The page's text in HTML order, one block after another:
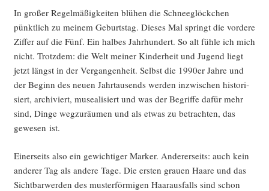
In gro­ßer Regel­mä­ßig­kei­ten blü­hen die Schnee­glöck­chen
pünkt­lich zu mei­nem Geburts­tag. Die­ses Mal springt die vor­de­re
Zif­fer auf die Fünf. Ein hal­bes Jahr­hun­dert. So alt füh­le ich mich
nicht. Trotz­dem: die Welt mei­ner Kin­der­heit und Jugend liegt
jetzt längst in der Ver­gan­gen­heit. Selbst die 1990er Jah­re und
der Beginn des neu­en Jahr­tau­sends wer­den inzwi­schen his­to­ri­
siert, archi­viert, musea­li­siert und was der Begrif­fe dafür mehr
sind, Din­ge weg­zu­räu­men und als etwas zu betrach­ten, das
gewe­sen ist.
Einer­seits also ein gewich­ti­ger Mar­ker. Ande­rer­seits: auch kein
ande­rer Tag als ande­re Tage. Die ers­ten grau­en Haa­re und das
Sicht­bar­wer­den des mus­ter­för­mi­gen Haar­aus­falls sind schon